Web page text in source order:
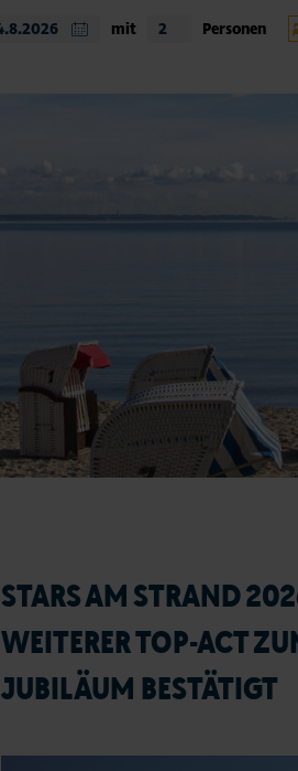
mit Personen
STARS AM STRAND
WEITERER TOP-ACT
JUBILÄUM BESTÄTIGT